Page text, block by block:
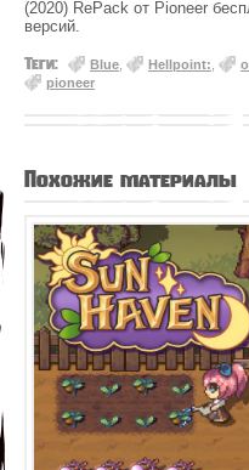
(2020) RePack от Pioneer
версий.
Теги: Blue Hellpoint:
pioneer
Похожие материалы